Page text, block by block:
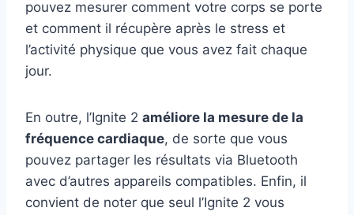
pouvez mesurer comment votre corps se porte
et comment il récupère après le stress et
l’activité physique que vous avez fait chaque
jour.
En outre, l’Ignite 2 améliore la mesure de la
fréquence cardiaque, de sorte que vous
pouvez partager les résultats via Bluetooth
avec d’autres appareils compatibles. Enfin, il
convient de noter que seul l’Ignite 2 vous